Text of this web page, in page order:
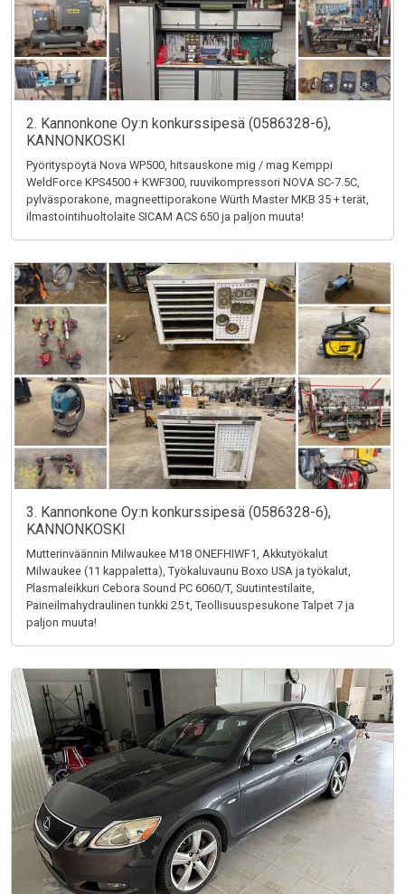
2. Kannonkone Oy:n konkurssipesä (0586328-6),
KANNONKOSKI
Pyörityspöytä Nova WP500, hitsauskone mig / mag Kemppi
WeldForce KPS4500 + KWF300, ruuvikompressori NOVA SC-7.5C,
pylväsporakone, magneettiporakone Würth Master MKB 35 + terät,
ilmastointihuoltolaite SICAM ACS 650 ja paljon muuta!
3. Kannonkone Oy:n konkurssipesä (0586328-6),
KANNONKOSKI
Mutterinväännin Milwaukee M18 ONEFHIWF1, Akkutyökalut
Milwaukee (11 kappaletta), Työkaluvaunu Boxo USA ja työkalut,
Plasmaleikkuri Cebora Sound PC 6060/T, Suutintestilaite,
Paineilmahydraulinen tunkki 25 t, Teollisuuspesukone Talpet 7 ja
paljon muuta!